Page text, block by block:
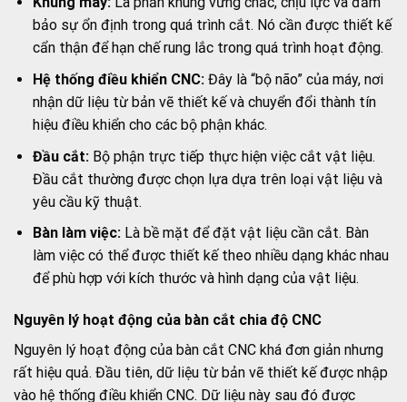
bảo sự ổn định trong quá trình cắt. Nó cần được thiết kế
cẩn thận để hạn chế rung lắc trong quá trình hoạt động.
Hệ thống điều khiển CNC:Đây là “bộ não” của máy, nơi
nhận dữ liệu từ bản vẽ thiết kế và chuyển đổi thành tín
hiệu điều khiển cho các bộ phận khác.
Đầu cắt:Bộ phận trực tiếp thực hiện việc cắt vật liệu.
Đầu cắt thường được chọn lựa dựa trên loại vật liệu và
yêu cầu kỹ thuật.
Bàn làm việc:Là bề mặt để đặt vật liệu cần cắt. Bàn
làm việc có thể được thiết kế theo nhiều dạng khác nhau
để phù hợp với kích thước và hình dạng của vật liệu.
Nguyên lý hoạt động của bàn cắt chia độ CNC
Nguyên lý hoạt động của bàn cắt CNC khá đơn giản nhưng
rất hiệu quả. Đầu tiên, dữ liệu từ bản vẽ thiết kế được nhập
vào hệ thống điều khiển CNC. Dữ liệu này sau đó được